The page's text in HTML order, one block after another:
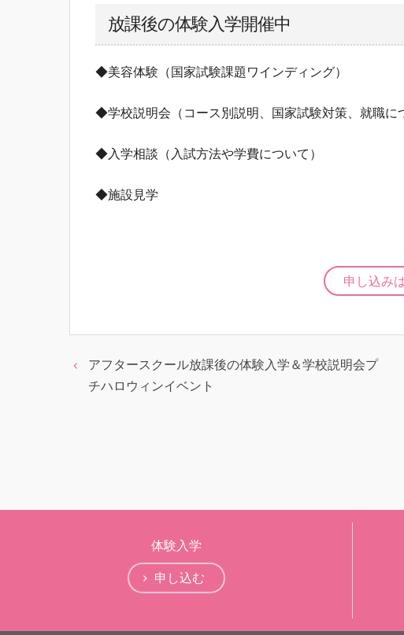
放課後の体験入学開催中
◆美容体験（国家試験課題ワインディング）
◆学校説明会（コース別説明、国家試験対策、就職に
◆入学相談（入試方法や学費について）
◆施設見学
申し込み
アフタースクール放課後の体験入学＆学校説明会プ
チハロウィンイベント
体験入学
申し込む